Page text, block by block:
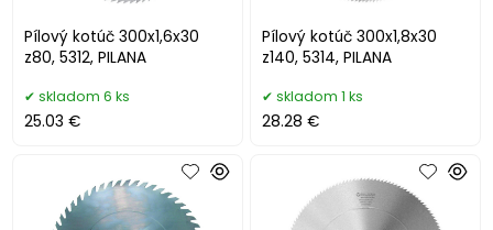
Pílový kotúč 300x1,6x30
z80, 5312, PILANA
skladom 6 ks
25.03 €
Pílový kotúč 300x1,8x30
z140, 5314, PILANA
skladom 1 ks
28.28 €